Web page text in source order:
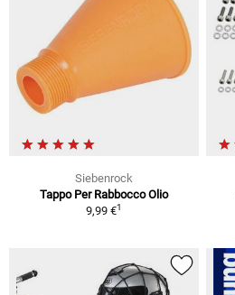
Siebenrock
Tappo Per Rabbocco Olio
9,99 €1